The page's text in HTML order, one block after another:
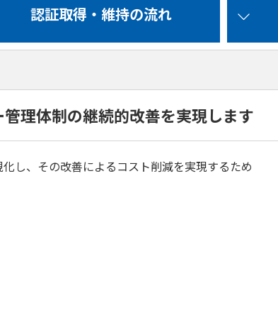
認証取得・維持の流れ
理体制の継続的改善を実現します
し、その改善によるコスト削減を実現するため